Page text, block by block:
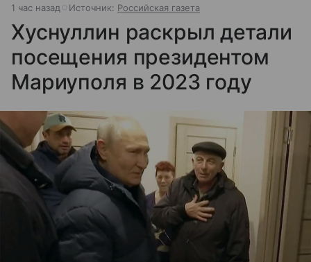
1 час назад Источник: Российская газета
Хуснуллин раскрыл детали
посещения президентом
Мариуполя в 2023 году